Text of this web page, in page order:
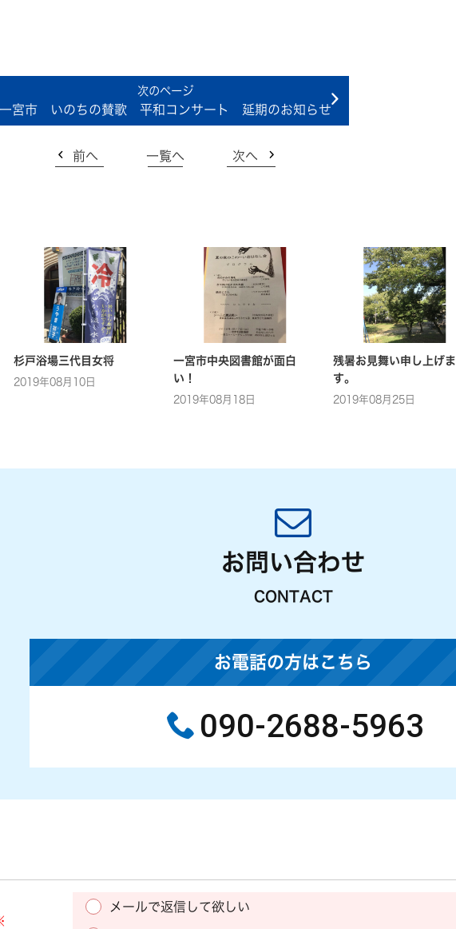
一宮市 いのちの賛歌 平和コンサート 延期のお知らせ
前へ 一覧へ 次へ
杉戸浴場三代目女将
2019年08月10日
一宮市中央図書館が面白
い！
2019年08月18日
残暑お見舞い申し上げま
す。
2019年08月25日
お問い合わせ
CONTACT
お電話の方はこちら
090-2688-5963
メールで返信して欲しい